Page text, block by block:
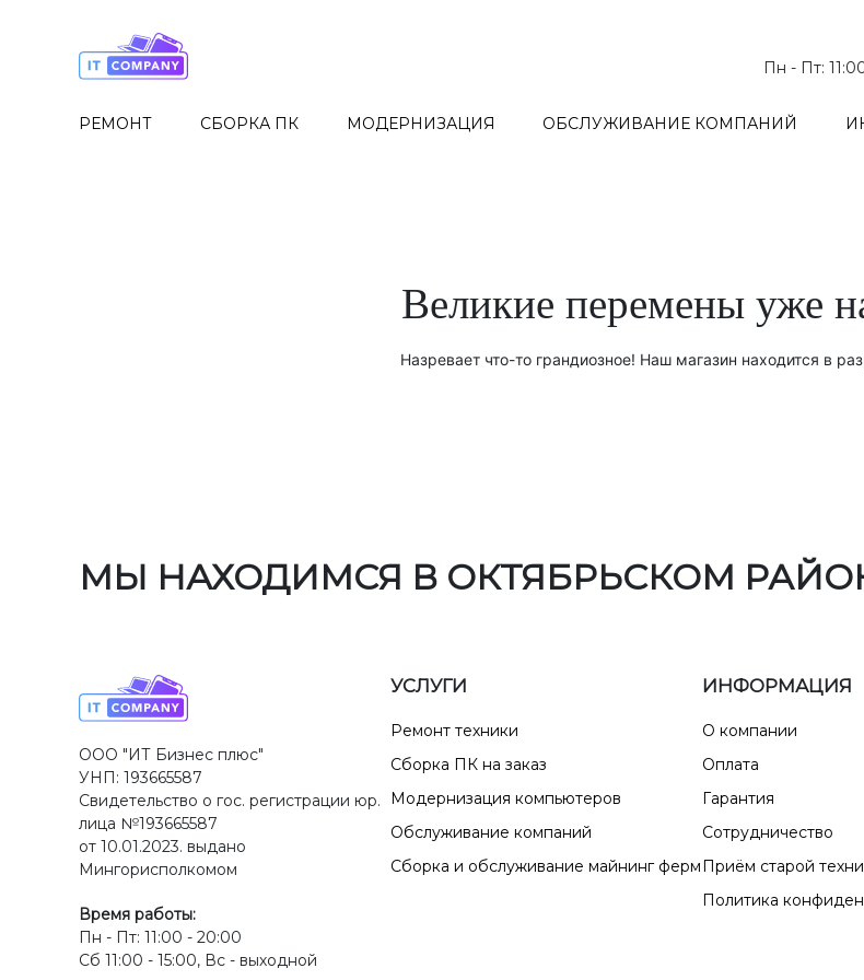
Пн - Пт:
РЕМОНТ СБОРКА ПК МОДЕРНИЗАЦИЯ ОБСЛУЖИВАНИЕ КОМПАНИЙ
Великие перемены уже
Назревает что-то грандиозное! Наш магазин находится в
МЫ НАХОДИМСЯ В ОКТЯБРЬСКОМ
ООО "ИТ Бизнес плюс"
УНП: 193665587
Свидетельство о гос. регистрации юр.
лица №193665587
от 10.01.2023. выдано
Мингорисполкомом
Время работы:
Пн - Пт: 11:00 - 20:00
Сб 11:00 - 15:00, Вс - выходной
УСЛУГИ
Ремонт техники
Сборка ПК на заказ
Модернизация компьютеров
Обслуживание компаний
Сборка и обслуживание майнинг ферм
ИНФОРМАЦИЯ
О компании
Оплата
Гарантия
Сотрудничество
Приём старой
Политика